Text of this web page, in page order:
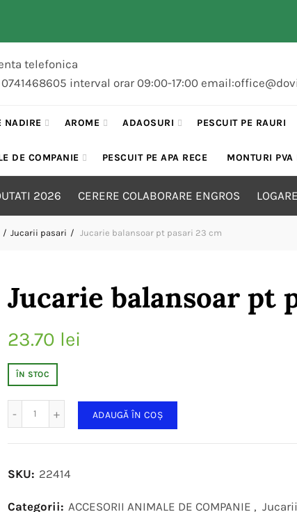
telefonica
0741468605 interval orar 09:00-17:00
NADIRE AROME ADAOSURI PESCUIT PE RAURI
DE COMPANIE PESCUIT PE APA RECE MONTURI PVA
2026 CERERE COLABORARE ENGROS
Jucarii pasari Jucarie balansoar pt pasari 23 cm
Jucarie balansoar pt
23.70 lei
ÎN STOC
ADAUGĂ ÎN COȘ
SKU: 22414
Categorii: ACCESORII ANIMALE DE COMPANIE ,